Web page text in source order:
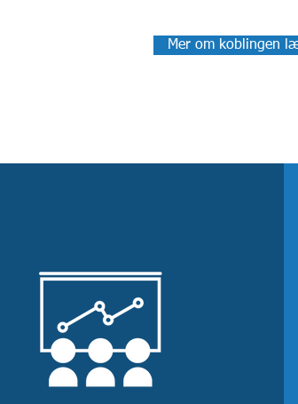
Mer om koblingen